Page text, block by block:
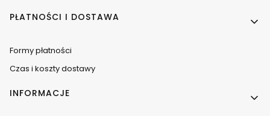
PŁATNOŚCI I DOSTAWA
Formy płatności
Czas i koszty dostawy
INFORMACJE